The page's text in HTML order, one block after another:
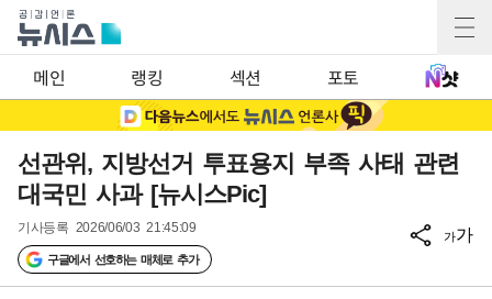
메인 랭킹 섹션 포토
선관위, 지방선거 투표용지 부족 사태 관련
대국민 사과 [뉴시스Pic]
기사등록 2026/06/03 21:45:09
구글에서 선호하는 매체로 추가
가가